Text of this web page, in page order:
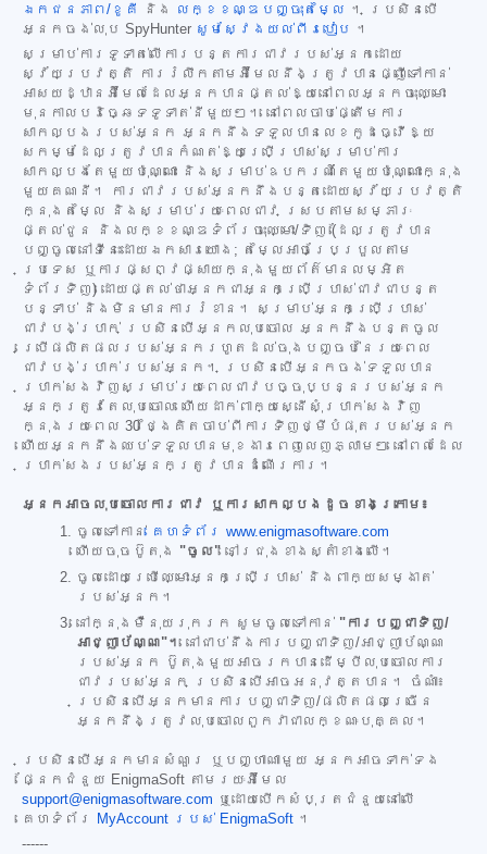
ឯកជនភាព/ខូគី
និង លក្ខខណ្ឌបញ្ចុះតម្លៃ ។ ប្រសិនបើ
អ្នកចង់លុប SpyHunter សូមស្វែងយល់ពីរបៀប ។
សម្រាប់ការទូទាត់លើការបន្តការជាវរបស់អ្នកដោយ
ស្វ័យប្រវត្តិ ការរំលឹកតាមអ៊ីមែលនឹងត្រូវបានផ្ញើទៅកាន់
អាសយដ្ឋានអ៊ីមែលដែលអ្នកបានផ្តល់ឱ្យនៅពេលអ្នកចុះឈ្មោះ
មុនកាលបរិច្ឆេទទូទាត់នីមួយៗ។ នៅពេលចាប់ផ្តើមការ
សាកល្បងរបស់អ្នក អ្នកនឹងទទួលបានលេខកូដធ្វើឱ្យ
សកម្មដែលត្រូវបានកំណត់ឱ្យប្រើប្រាស់សម្រាប់ការ
សាកល្បងតែមួយប៉ុណ្ណោះ និងសម្រាប់ឧបករណ៍តែមួយប៉ុណ្ណោះក្នុង
មួយគណនី។ ការជាវរបស់អ្នកនឹងបន្តដោយស្វ័យប្រវត្តិ
ក្នុងតម្លៃ និងសម្រាប់រយៈពេលជាវ ស្របតាមសម្ភារៈ
ផ្តល់ជូន និងលក្ខខណ្ឌទំព័រចុះឈ្មោះ/ទិញ (ដែលត្រូវបាន
បញ្ចូលនៅទីនេះដោយឯកសារយោង; តម្លៃអាចប្រែប្រួលតាម
ប្រទេស ឬការផ្សព្វផ្សាយក្នុងមួយព័ត៌មានលម្អិត
ទំព័រទិញ) ដោយផ្តល់ថាអ្នកជាអ្នកប្រើប្រាស់ជាវជាបន្ត
បន្ទាប់ និងមិនមានការរំខាន។ សម្រាប់អ្នកប្រើប្រាស់
ជាវបង់ប្រាក់ ប្រសិនបើអ្នកលុបចោល អ្នកនឹងបន្តចូល
ប្រើផលិតផលរបស់អ្នករហូតដល់ចុងបញ្ចប់នៃរយៈពេល
ជាវបង់ប្រាក់របស់អ្នក។ ប្រសិនបើអ្នកចង់ទទួលបាន
ប្រាក់សងវិញសម្រាប់រយៈពេលជាវបច្ចុប្បន្នរបស់អ្នក
អ្នកត្រូវតែលុបចោល ហើយដាក់ពាក្យស្នើសុំប្រាក់សងវិញ
ក្នុងរយៈពេល 30 ថ្ងៃគិតចាប់ពីការទិញថ្មីបំផុតរបស់អ្នក
ហើយអ្នកនឹងឈប់ទទួលបានមុខងារពេញលេញភ្លាមៗ នៅពេលដែល
ប្រាក់សងរបស់អ្នកត្រូវបានដំណើរការ។
អ្នកអាចលុបចោលការជាវ ឬការសាកល្បងដូចខាងក្រោម៖
ចូលទៅកាន់ គេហទំព័រ www.enigmasoftware.com
ហើយចុចប៊ូតុង "ចូល" នៅជ្រុងខាងស្តាំខាងលើ។
ចូលដោយប្រើឈ្មោះអ្នកប្រើប្រាស់ និងពាក្យសម្ងាត់
របស់អ្នក។
នៅក្នុងម៉ឺនុយរុករក សូមចូលទៅកាន់ "ការបញ្ជាទិញ/
អាជ្ញាប័ណ្ណ"។ នៅជាប់នឹងការបញ្ជាទិញ/អាជ្ញាប័ណ្ណ
របស់អ្នក ប៊ូតុងមួយអាចរកបានដើម្បីលុបចោលការ
ជាវរបស់អ្នក ប្រសិនបើអាចអនុវត្តបាន។ ចំណាំ៖
ប្រសិនបើអ្នកមានការបញ្ជាទិញ/ផលិតផលច្រើន
អ្នកនឹងត្រូវលុបចោលពួកវាជាលក្ខណៈបុគ្គល។
ប្រសិនបើអ្នកមានសំណួរ ឬបញ្ហាណាមួយ អ្នកអាចទាក់ទង
ផ្នែកជំនួយ EnigmaSoft តាមរយៈអ៊ីមែល
support@enigmasoftware.com ឬដោយបើកសំបុត្រជំនួយនៅលើ
គេហទំព័រ
MyAccount របស់ EnigmaSoft ។
------